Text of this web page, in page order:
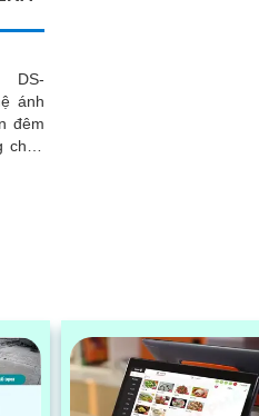
ánh
đêm